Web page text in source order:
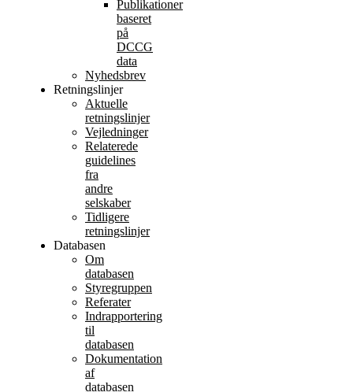
Publikationer
baseret
på
DCCG
data
Nyhedsbrev
Retningslinjer
Aktuelle
retningslinjer
Vejledninger
Relaterede
guidelines
fra
andre
selskaber
Tidligere
retningslinjer
Databasen
Om
databasen
Styregruppen
Referater
Indrapportering
til
databasen
Dokumentation
af
databasen